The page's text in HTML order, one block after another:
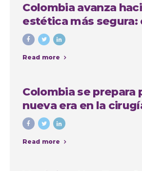
Colombia avanza
estética más segura:
quiénes podrán
procedimientos
Read more
Colombia se prepara
nueva era en la
estética: avanza
ley que regula las
intervenciones con
Read more